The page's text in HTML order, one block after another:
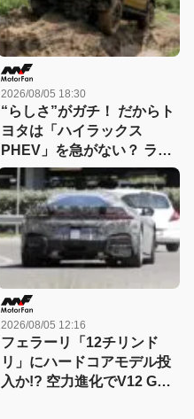
2026/08/05 18:30
“らしさ”がガチ！ だからト
ヨタは「ハイラックス
PHEV」を急がない？ ライ
バルとは異なる電動化戦略
を読み解く
2026/08/05 12:16
フェラーリ「12チリンド
リ」にハードコアモデル投
入か!? 空力進化でV12 GT